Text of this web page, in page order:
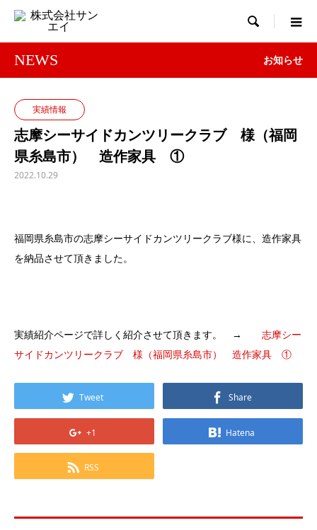

NEWS お知らせ
実績情報
志摩シーサイドカンツリークラブ 様（福岡
県糸島市） 造作家具 ①
2022.10.29
福岡県糸島市の志摩シーサイドカンツリークラブ様に、造作家具
を納品させて頂きました。
実績紹介ページで詳しく紹介させて頂きます。 → 志摩シー
サイドカンツリークラブ 様（福岡県糸島市） 造作家具 ①
Tweet Share
+1 Hatena
RSS